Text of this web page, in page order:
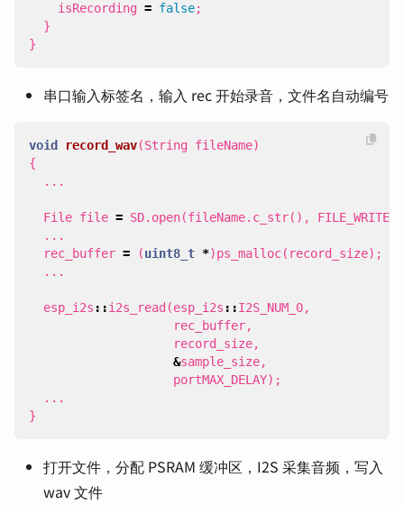
isRecording = false;
}
}
串口输入标签名，输入 rec 开始录音，文件名自动编号
void record_wav(String fileName)
{
...
File file = SD. open(fileName. c_str(), FILE_WRITE
...
rec_buffer = (uint8_t *)ps_malloc( record_size);
...
esp_i2s ::i2s_read (esp_i2s ::I2S_NUM_0,
rec_buffer,
record_size,
&sample_size,
portMAX_DELAY);
...
}
打开文件，分配 PSRAM 缓冲区，I2S 采集音频，写入
wav 文件